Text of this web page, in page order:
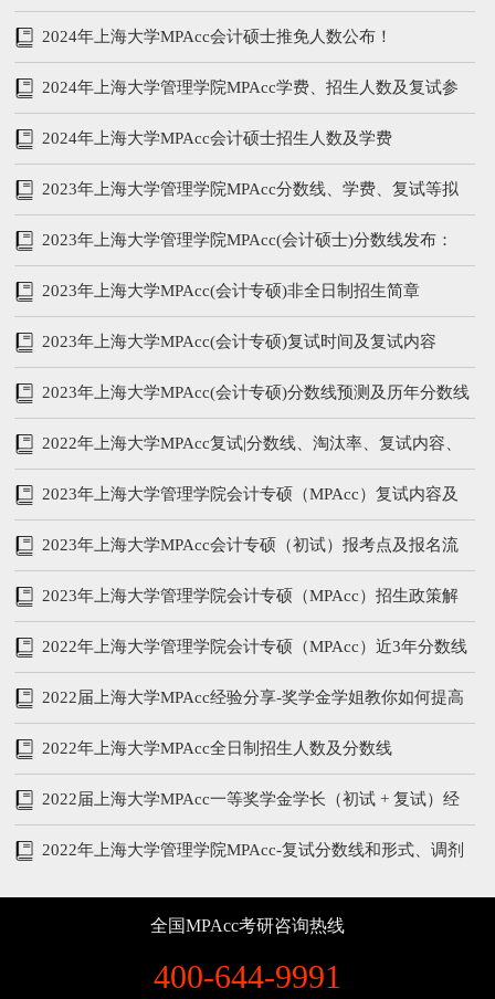
2024年上海大学MPAcc会计硕士推免人数公布！
2024年上海大学管理学院MPAcc学费、招生人数及复试参
考书
2024年上海大学MPAcc会计硕士招生人数及学费
2023年上海大学管理学院MPAcc分数线、学费、复试等拟
录取情况分析
2023年上海大学管理学院MPAcc(会计硕士)分数线发布：
215/102/51
2023年上海大学MPAcc(会计专硕)非全日制招生简章
2023年上海大学MPAcc(会计专硕)复试时间及复试内容
2023年上海大学MPAcc(会计专硕)分数线预测及历年分数线
汇总
2022年上海大学MPAcc复试|分数线、淘汰率、复试内容、
复试参考书
2023年上海大学管理学院会计专硕（MPAcc）复试内容及
备考攻略
2023年上海大学MPAcc会计专硕（初试）报考点及报名流
程
2023年上海大学管理学院会计专硕（MPAcc）招生政策解
析
2022年上海大学管理学院会计专硕（MPAcc）近3年分数线
和复试内容
2022届上海大学MPAcc经验分享-奖学金学姐教你如何提高
管综和英语
2022年上海大学MPAcc全日制招生人数及分数线
2022届上海大学MPAcc一等奖学金学长（初试 + 复试）经
验分享
2022年上海大学管理学院MPAcc-复试分数线和形式、调剂
说明
全国MPAcc考研咨询热线
400-644-9991